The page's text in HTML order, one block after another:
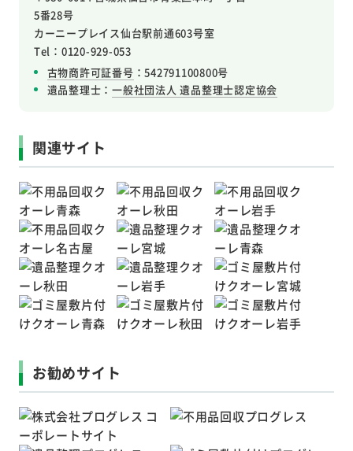
5番28号
カーニープレイス仙台駅前通603号室
Tel：0120-929-053
古物商許可証番号 ：542791100800号
遺品整理士： 一般社団法人 遺品整理士認定協会
関連サイト
お勧めサイト